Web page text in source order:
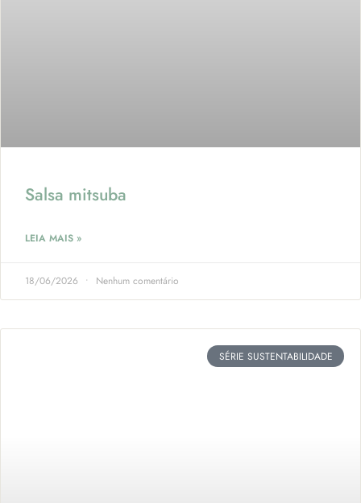
Salsa mitsuba
LEIA MAIS »
18/06/2026 Nenhum comentário
SÉRIE SUSTENTABILIDADE